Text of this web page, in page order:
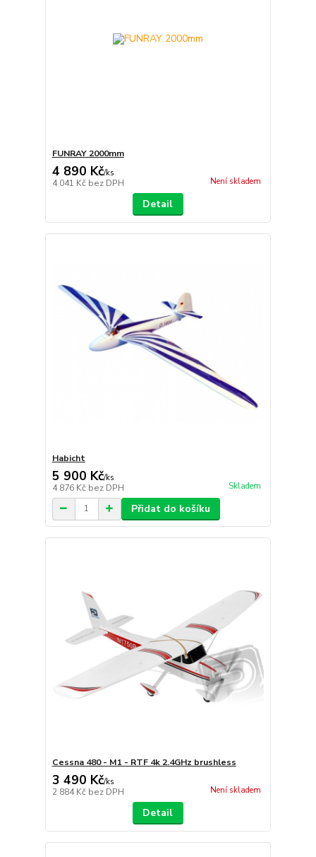
FUNRAY 2000mm
4 890 Kč/ks
4 041 Kč bez DPH Není skladem
Detail
Habicht
5 900 Kč/ks
4 876 Kč bez DPH Skladem
Přidat do košíku
Cessna 480 - M1 - RTF 4k 2.4GHz brushless
3 490 Kč/ks
2 884 Kč bez DPH Není skladem
Detail